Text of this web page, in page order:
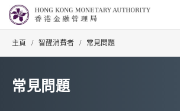
主頁 / 智醒消費者 / 常見問題
常見問題